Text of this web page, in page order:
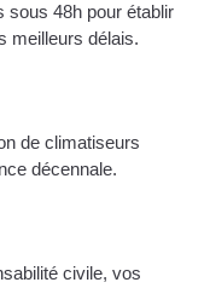
sous 48h pour établir
meilleurs délais.
de climatiseurs
décennale.
civile, vos